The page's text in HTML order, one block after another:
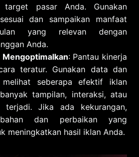
target pasar Anda. Gunakan
dan sampaikan manfaat
yang relevan dengan
Anda.
: Pantau kinerja
teratur. Gunakan data dan
seberapa efektif iklan
tampilan, interaksi, atau
terjadi. Jika ada kekurangan,
dan perbaikan yang
meningkatkan hasil iklan Anda.